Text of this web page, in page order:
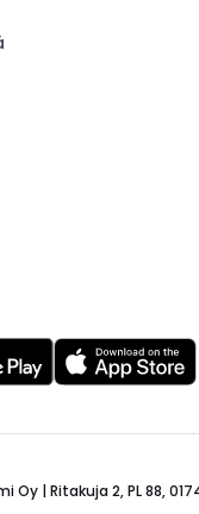
Oy | Ritakuja 2, PL 88,